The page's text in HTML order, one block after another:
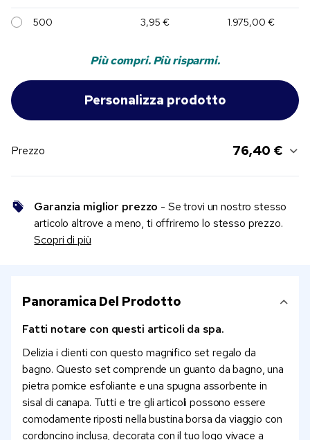
500 3,95 € 1.975,00 €
Più compri. Più risparmi.
Prezzo 76,40 €
Garanzia miglior prezzo - Se trovi un nostro stesso
articolo altrove a meno, ti offriremo lo stesso prezzo.
Scopri di più
Panoramica Del Prodotto
Fatti notare con questi articoli da spa.
Delizia i clienti con questo magnifico set regalo da
bagno. Questo set comprende un guanto da bagno, una
pietra pomice esfoliante e una spugna assorbente in
sisal di canapa. Tutti e tre gli articoli possono essere
comodamente riposti nella bustina borsa da viaggio con
cordoncino inclusa, decorata con il tuo logo vivace a